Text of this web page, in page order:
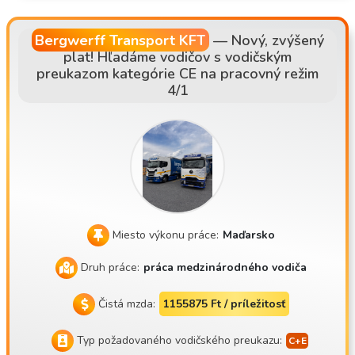
elenými vozidlami • Hlavné trasy: AT, DE, NL, SK, CZ
Bergwerff Transport KFT— Nový, zvýšený
plat! Hľadáme vodičov s vodičským
preukazom kategórie CE na pracovný režim
4/1
Miesto výkonu práce: Maďarsko
Druh práce: práca medzinárodného vodiča
Čistá mzda: 1155875 Ft / príležitosť
Typ požadovaného vodičského preukazu: